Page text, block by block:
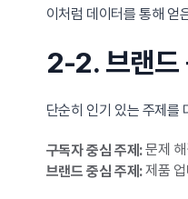
이처럼 데이터를 통해 얻
2-2. 브랜드
단순히 인기 있는 주제를
구독자 중심 주제:문제 해
브랜드 중심 주제:제품 업